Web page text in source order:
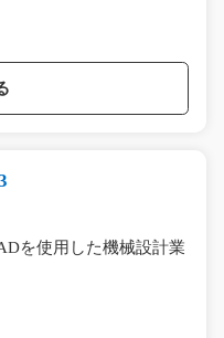
を使用した機械設計業